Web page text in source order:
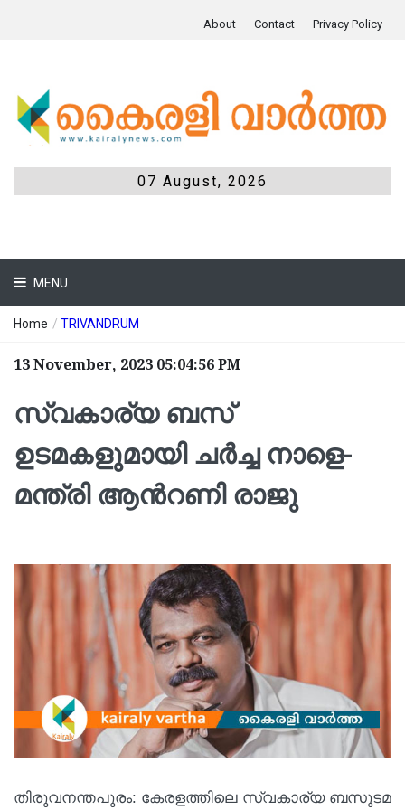
About Contact Privacy Policy
07 August, 2026
MENU
Home / TRIVANDRUM
13 November, 2023 05:04:56 PM
സ്വകാര്യ ബസ്
ഉടമകളുമായി ചർച്ച നാളെ-
മന്ത്രി ആന്‍റണി രാജു
തിരുവനന്തപുരം: കേരളത്തിലെ സ്വകാര്യ ബസുടമ